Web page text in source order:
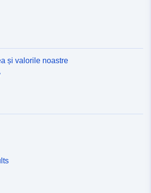
și valorile noastre